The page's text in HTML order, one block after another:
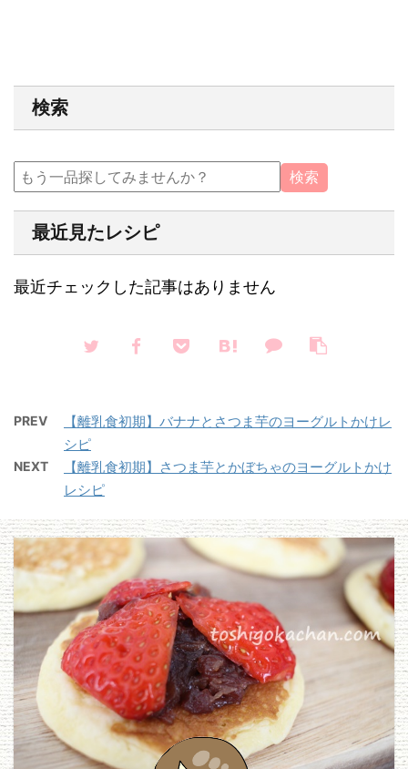
検索
最近見たレシピ
最近チェックした記事はありません
PREV
【離乳食初期】バナナとさつま芋のヨーグルトかけレ
シピ
NEXT
【離乳食初期】さつま芋とかぼちゃのヨーグルトかけ
レシピ